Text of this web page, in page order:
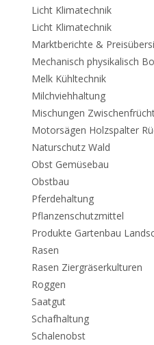
Licht Klimatechnik
Licht Klimatechnik
Marktberichte &
Mechanisch physikalisch
Melk Kühltechnik
Milchviehhaltung
Mischungen
Motorsägen Holzspalter
Naturschutz Wald
Obst Gemüsebau
Obstbau
Pferdehaltung
Pflanzenschutzmittel
Produkte Gartenbau
Rasen
Rasen Ziergräserkulturen
Roggen
Saatgut
Schafhaltung
Schalenobst